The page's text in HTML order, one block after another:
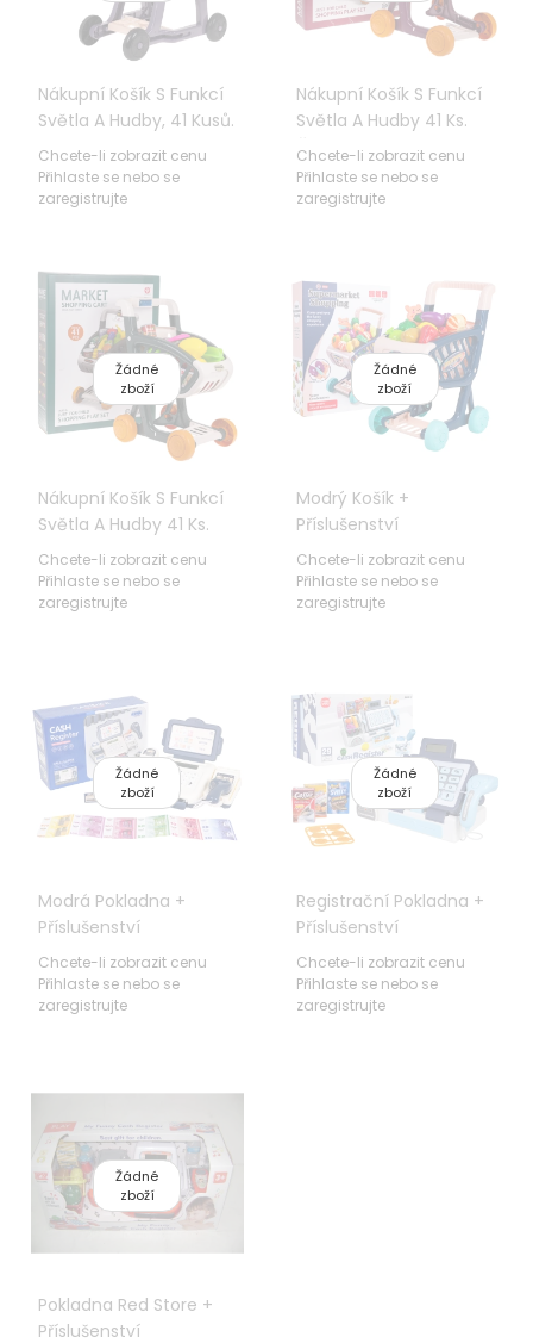
Nákupní Košík S Funkcí
Světla A Hudby, 41 Kusů.
Chcete-li zobrazit cenu
Přihlaste se nebo se
zaregistrujte
Nákupní Košík S Funkcí
Světla A Hudby 41 Ks.
Červené
Chcete-li zobrazit cenu
Přihlaste se nebo se
zaregistrujte
Žádné
zboží
Nákupní Košík S Funkcí
Světla A Hudby 41 Ks.
Zelená
Chcete-li zobrazit cenu
Přihlaste se nebo se
zaregistrujte
Žádné
zboží
Modrý Košík +
Příslušenství
Chcete-li zobrazit cenu
Přihlaste se nebo se
zaregistrujte
Žádné
zboží
Modrá Pokladna +
Příslušenství
Chcete-li zobrazit cenu
Přihlaste se nebo se
zaregistrujte
Žádné
zboží
Registrační Pokladna +
Příslušenství
Chcete-li zobrazit cenu
Přihlaste se nebo se
zaregistrujte
Žádné
zboží
Pokladna Red Store +
Příslušenství